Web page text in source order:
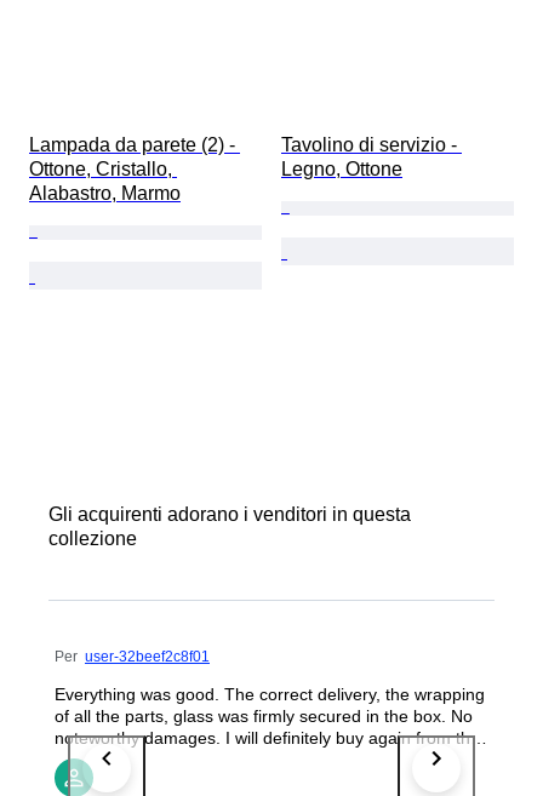
Lampada da parete (2) -
Ottone, Cristallo,
Alabastro, Marmo
Tavolino di servizio -
Legno, Ottone
Gli acquirenti adorano i venditori in questa
collezione
Per user-32beef2c8f01
Everything was good. The correct delivery, the wrapping
of all the parts, glass was firmly secured in the box. No
noteworthy damages. I will definitely buy again from this
seller.